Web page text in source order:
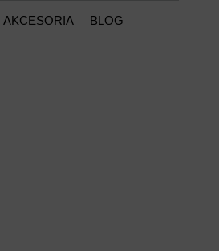
AKCESORIA BLOG